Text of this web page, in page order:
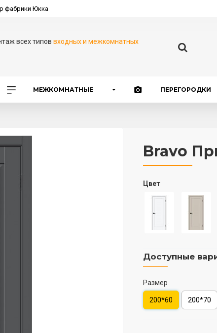
фабрики Юкка
всех типоввходных и межкомнатных
МЕЖКОМНАТНЫЕ ПЕРЕГОРОДКИ
Bravo
Цвет
Доступные
Размер
200*60 200*70